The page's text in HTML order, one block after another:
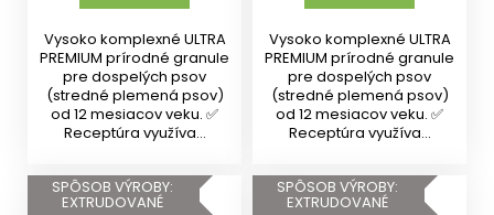
Vysoko komplexné ULTRA
PREMIUM prírodné granule
pre dospelých psov
(stredné plemená psov)
od 12 mesiacov veku. ✅
Receptúra využíva...
Vysoko komplexné ULTRA
PREMIUM prírodné granule
pre dospelých psov
(stredné plemená psov)
od 12 mesiacov veku. ✅
Receptúra využíva...
SPÔSOB VÝROBY:
EXTRUDOVANÉ
SPÔSOB VÝROBY:
EXTRUDOVANÉ